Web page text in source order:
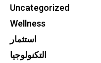
Uncategorized
Wellness
استثمار
التكنولوجيا